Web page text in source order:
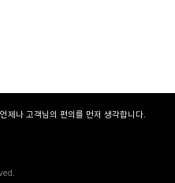
제나 고객님의 편의를 먼저 생각합니다.